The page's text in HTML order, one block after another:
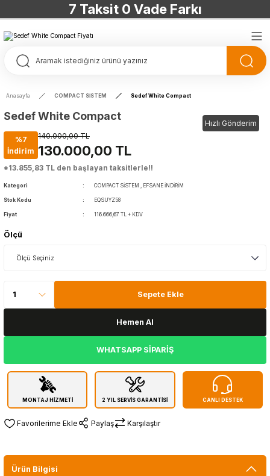
7 Taksit 0 Vade Farkı
TÜRKİYE’NİN HERYERİNE ÜCRETSİZ KARGO
TÜRKİYE’NİN HERYERİNE ÜCRETSİZ KARGO
Anasayfa COMPACT SİSTEM Sedef White Compact
Hızlı Gönderim
Sedef White Compact
%7
İndirim
140.000,00 TL
130.000,00 TL
*13.855,83 TL den başlayan taksitlerle!!
Kategori COMPACT SİSTEM , EFSANE İNDİRİM
Stok Kodu EQSUYZ58
Fiyat 116.666,67 TL + KDV
Ölçü
Sepete Ekle
Hemen Al
WHATSAPP SİPARİŞ
MONTAJ HİZMETİ 2 YIL SERVİS GARANTİSİ CANLI DESTEK
Paylaş Karşılaştır
Ürün Bilgisi